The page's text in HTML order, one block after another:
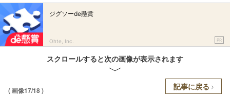
ジグソーde懸賞
Ohte, Inc. PR
スクロールすると次の画像が表示されます
( 画像17/18 ) 記事に戻る